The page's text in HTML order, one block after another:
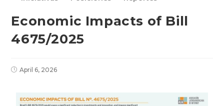
Economic Impacts of Bill
4675/2025
April 6, 2026